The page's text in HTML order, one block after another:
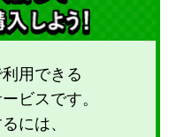
用できる
ビスです。
には、